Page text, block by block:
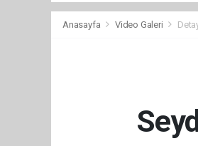
Anasayfa Video Galeri